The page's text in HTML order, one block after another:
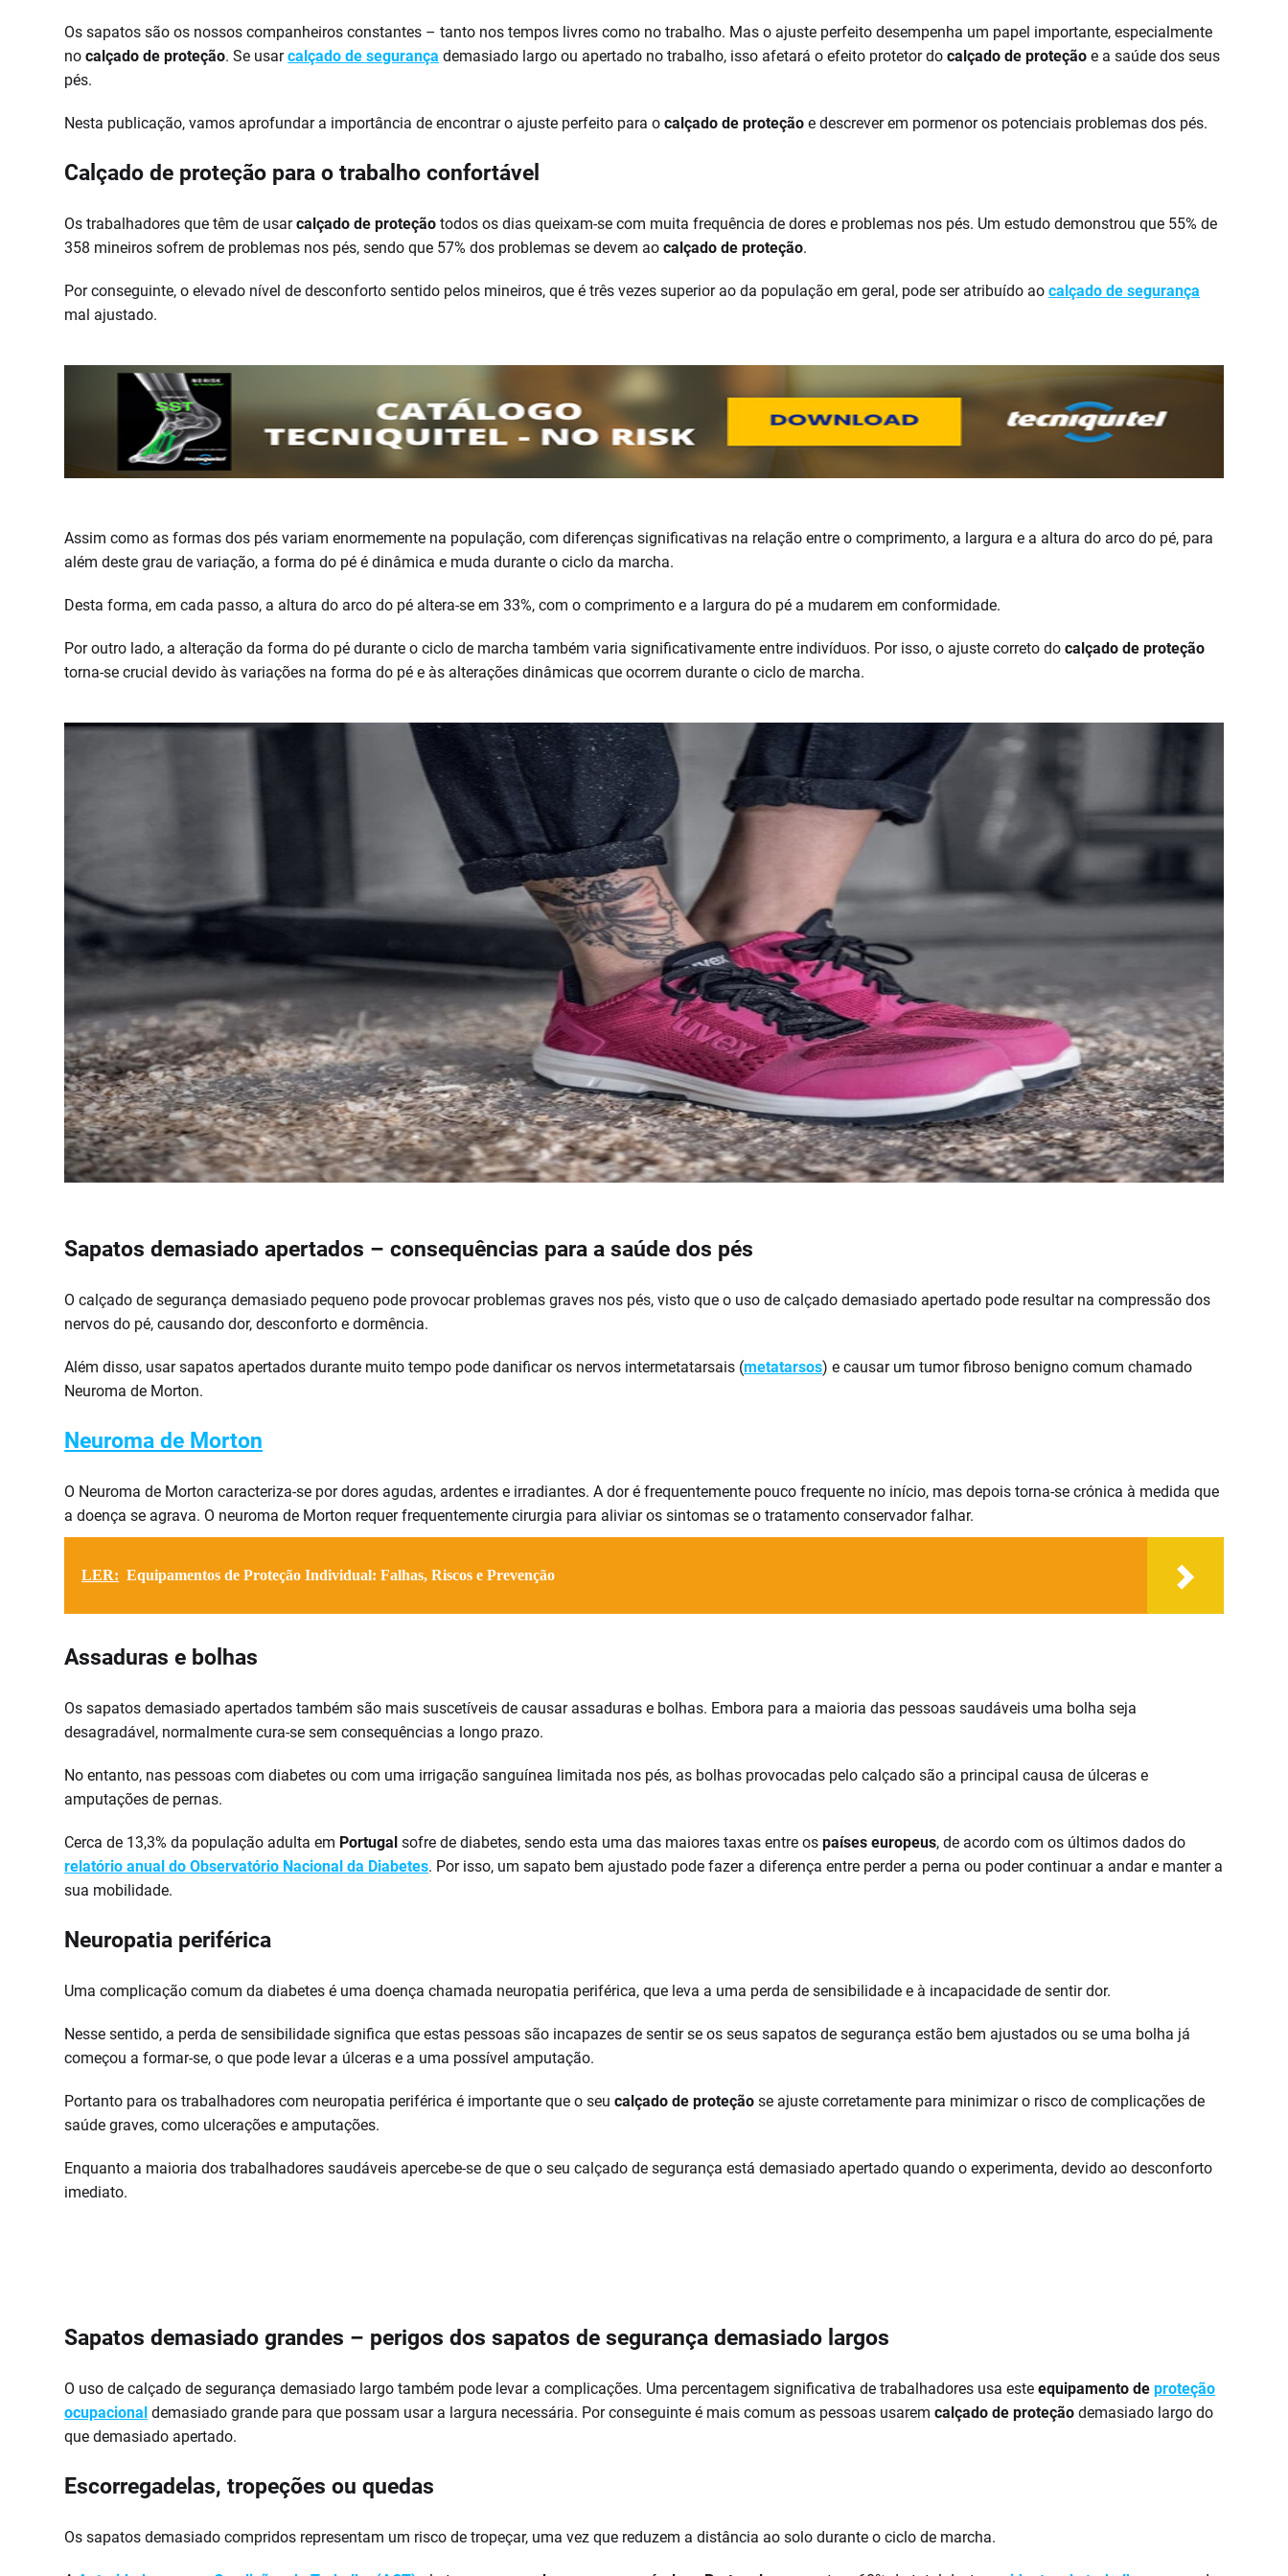
Os sapatos são os nossos companheiros constantes – tanto nos tempos livres como no trabalho. Mas o ajuste perfeito desempenha um papel importante, especialmente
nocalçado de proteção. Se usarcalçado de segurança demasiado largo ou apertado no trabalho, isso afetará o efeito protetor docalçado de proteção e a saúde dos seus
pés.
Nesta publicação, vamos aprofundar a importância de encontrar o ajuste perfeito para ocalçado de proteção e descrever em pormenor os potenciais problemas dos pés.
Calçado de proteção para o trabalho confortável
Os trabalhadores que têm de usarcalçado de proteção todos os dias queixam-se com muita frequência de dores e problemas nos pés. Um estudo demonstrou que 55% de
358 mineiros sofrem de problemas nos pés, sendo que 57% dos problemas se devem aocalçado de proteção.
Por conseguinte, o elevado nível de desconforto sentido pelos mineiros, que é três vezes superior ao da população em geral, pode ser atribuído aocalçado de segurança
mal ajustado.
Assim como as formas dos pés variam enormemente na população, com diferenças significativas na relação entre o comprimento, a largura e a altura do arco do pé, para
além deste grau de variação, a forma do pé é dinâmica e muda durante o ciclo da marcha.
Desta forma, em cada passo, a altura do arco do pé altera-se em 33%, com o comprimento e a largura do pé a mudarem em conformidade.
Por outro lado, a alteração da forma do pé durante o ciclo de marcha também varia significativamente entre indivíduos. Por isso, o ajuste correto docalçado de proteção
torna-se crucial devido às variações na forma do pé e às alterações dinâmicas que ocorrem durante o ciclo de marcha.
Sapatos demasiado apertados – consequências para a saúde dos pés
O calçado de segurança demasiado pequeno pode provocar problemas graves nos pés, visto que o uso de calçado demasiado apertado pode resultar na compressão dos
nervos do pé, causando dor, desconforto e dormência.
Além disso, usar sapatos apertados durante muito tempo pode danificar os nervos intermetatarsais (metatarsos) e causar um tumor fibroso benigno comum chamado
Neuroma de Morton.
Neuroma de Morton
O Neuroma de Morton caracteriza-se por dores agudas, ardentes e irradiantes. A dor é frequentemente pouco frequente no início, mas depois torna-se crónica à medida que
a doença se agrava. O neuroma de Morton requer frequentemente cirurgia para aliviar os sintomas se o tratamento conservador falhar.
LER: Equipamentos de Proteção Individual: Falhas, Riscos e Prevenção
Assaduras e bolhas
Os sapatos demasiado apertados também são mais suscetíveis de causar assaduras e bolhas. Embora para a maioria das pessoas saudáveis uma bolha seja
desagradável, normalmente cura-se sem consequências a longo prazo.
No entanto, nas pessoas com diabetes ou com uma irrigação sanguínea limitada nos pés, as bolhas provocadas pelo calçado são a principal causa de úlceras e
amputações de pernas.
Cerca de 13,3% da população adulta em Portugal sofre de diabetes, sendo esta uma das maiores taxas entre ospaíses europeus, de acordo com os últimos dados do
relatório anual do Observatório Nacional da Diabetes. Por isso, um sapato bem ajustado pode fazer a diferença entre perder a perna ou poder continuar a andar e manter a
sua mobilidade.
Neuropatia periférica
Uma complicação comum da diabetes é uma doença chamada neuropatia periférica, que leva a uma perda de sensibilidade e à incapacidade de sentir dor.
Nesse sentido, a perda de sensibilidade significa que estas pessoas são incapazes de sentir se os seus sapatos de segurança estão bem ajustados ou se uma bolha já
começou a formar-se, o que pode levar a úlceras e a uma possível amputação.
Portanto para os trabalhadores com neuropatia periférica é importante que o seucalçado de proteção se ajuste corretamente para minimizar o risco de complicações de
saúde graves, como ulcerações e amputações.
Enquanto a maioria dos trabalhadores saudáveis apercebe-se de que o seu calçado de segurança está demasiado apertado quando o experimenta, devido ao desconforto
imediato.
Sapatos demasiado grandes – perigos dos sapatos de segurança demasiado largos
O uso de calçado de segurança demasiado largo também pode levar a complicações. Uma percentagem significativa de trabalhadores usa esteequipamento deproteção
ocupacional demasiado grande para que possam usar a largura necessária. Por conseguinte é mais comum as pessoas usaremcalçado de proteção demasiado largo do
que demasiado apertado.
Escorregadelas, tropeções ou quedas
Os sapatos demasiado compridos representam um risco de tropeçar, uma vez que reduzem a distância ao solo durante o ciclo de marcha.